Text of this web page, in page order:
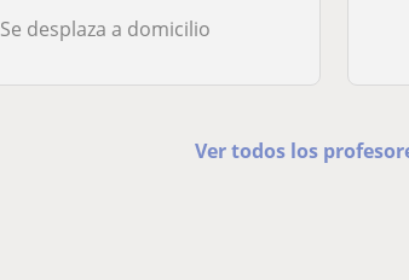
Se desplaza a domicilio
Ver todos los